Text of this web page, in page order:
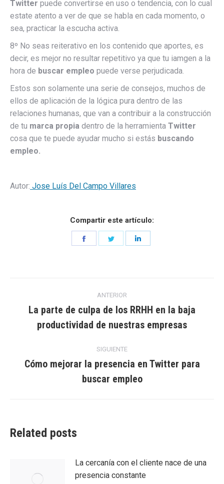
Twitter puede convertirse en uso o tendencia, con lo cual
estate atento a ver de que se habla en cada momento, o
sea, practicar la escucha activa.
8º No seas reiterativo en los contenido que aportes, es
decir, es mejor no resultar repetitivo ya que tu iamgen a la
hora de buscar empleo puede verse perjudicada.
Estos son solamente una serie de consejos, muchos de
ellos de aplicación de la lógica pura dentro de las
relaciones humanas, que van a contribuir a la construcción
de tu marca propia dentro de la herramienta Twitter
cosa que te puede ayudar mucho si estás buscando
empleo.
Autor: Jose Luís Del Campo Villares
Compartir este artículo:
Share
entre
entradas
ANTERIOR
anterior:
La parte de culpa de los RRHH en la baja
productividad de nuestras empresas
SIGUIENTE
siguiente:
Cómo mejorar la presencia en Twitter para
buscar empleo
Related posts
La cercanía con el cliente nace de una
presencia constante